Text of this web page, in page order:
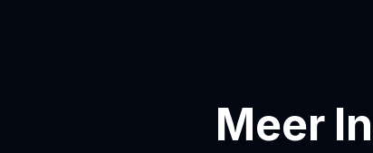
Meer